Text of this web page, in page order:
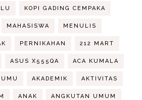
KOPI GADING CEMPAKA
MAHASISWA MENULIS
PERNIKAHAN 212 MART
ASUS X555QA ACA KUMALA
AKADEMIK AKTIVITAS
ANAK ANGKUTAN UMUM